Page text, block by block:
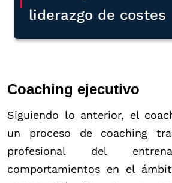
liderazgo de costes
Coaching ejecutivo
Siguiendo lo anterior, el
un proceso de coaching
profesional del
comportamientos en el